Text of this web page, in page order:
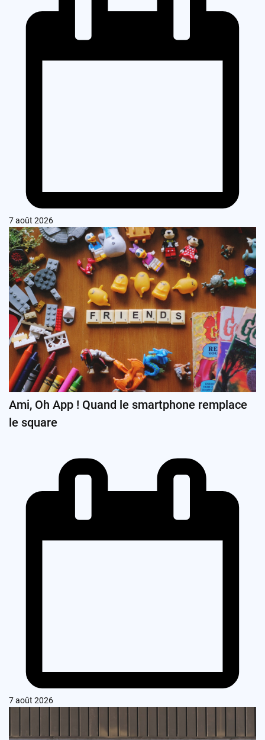
7 août 2026
Ami, Oh App ! Quand le smartphone remplace
le square
7 août 2026